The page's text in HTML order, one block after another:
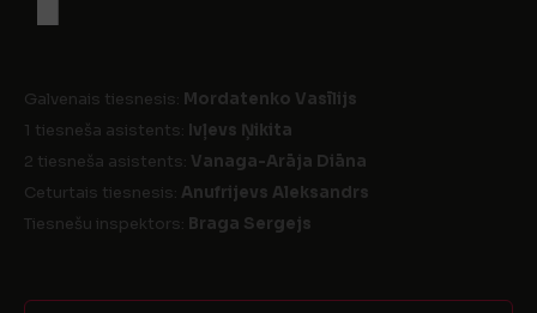
Galvenais tiesnesis: Mordatenko Vasīlijs
1 tiesneša asistents: Ivļevs Ņikita
2 tiesneša asistents: Vanaga-Arāja Diāna
Ceturtais tiesnesis: Anufrijevs Aleksandrs
Tiesnešu inspektors: Braga Sergejs